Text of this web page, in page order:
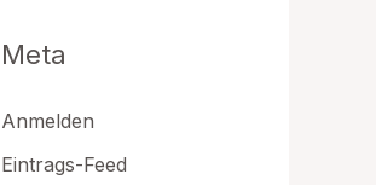
Meta
Anmelden
Eintrags-Feed